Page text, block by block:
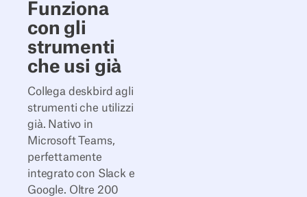
Funziona
con gli
strumenti
che usi già
Collega deskbird agli
strumenti che utilizzi
già. Nativo in
Microsoft Teams,
perfettamente
integrato con Slack e
Google. Oltre 200